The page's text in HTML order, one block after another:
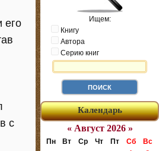
его
с
Ищем:
Книгу
Автора
Серию книг
Календарь
« Август 2026 »
Пн Вт Ср Чт Пт Сб Вс